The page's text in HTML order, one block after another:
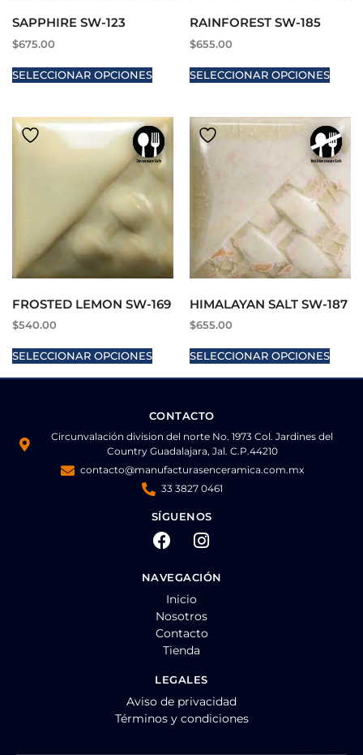
SAPPHIRE SW-123
$675.00
SELECCIONAR OPCIONES
RAINFOREST SW-185
$655.00
SELECCIONAR OPCIONES
FROSTED LEMON SW-169
$540.00
SELECCIONAR OPCIONES
HIMALAYAN SALT SW-187
$655.00
SELECCIONAR OPCIONES
CONTACTO
Circunvalación division del norte No. 1973 Col. Jardines del
Country Guadalajara, Jal. C.P.44210
contacto@manufacturasenceramica.com.mx
33 3827 0461
SÍGUENOS
NAVEGACIÓN
Inicio
Nosotros
Contacto
Tienda
LEGALES
Aviso de privacidad
Términos y condiciones